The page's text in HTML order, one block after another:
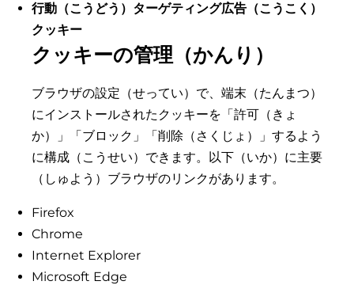
行動（こうどう）ターゲティング広告（こうこく）
クッキー
クッキーの管理（かんり）
ブラウザの設定（せってい）で、端末（たんまつ）
にインストールされたクッキーを「許可（きょ
か）」「ブロック」「削除（さくじょ）」するよう
に構成（こうせい）できます。以下（いか）に主要
（しゅよう）ブラウザのリンクがあります。
Firefox
Chrome
Internet Explorer
Microsoft Edge